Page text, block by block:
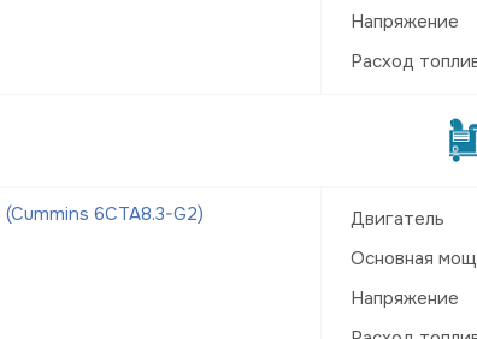
Напряжение
Расход
6CTA8.3-G2)
Двигатель
Основная
Напряжение